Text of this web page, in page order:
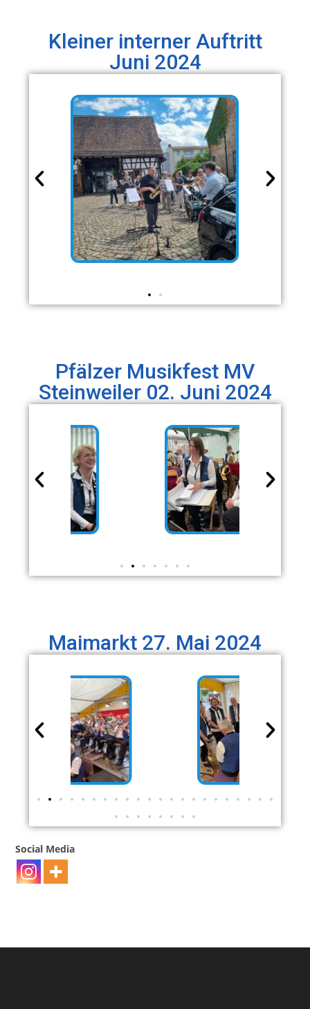
Kleiner interner Auftritt
Juni 2024
Pfälzer Musikfest MV
Steinweiler 02. Juni 2024
Maimarkt 27. Mai 2024
Social Media